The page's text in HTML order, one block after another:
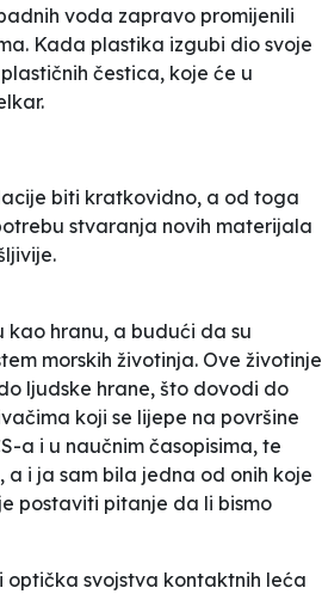
voda zapravo promijenili
Kada plastika izgubi dio svoje
čestica, koje će u
biti kratkovidno, a od toga
stvaranja novih materijala
hranu, a budući da su
morskih životinja. Ove životinje
ljudske hrane, što dovodi do
koji se lijepe na površine
a i u naučnim časopisima, te
i ja sam bila jedna od onih koje
postaviti pitanje da li bismo
optička svojstva kontaktnih leća